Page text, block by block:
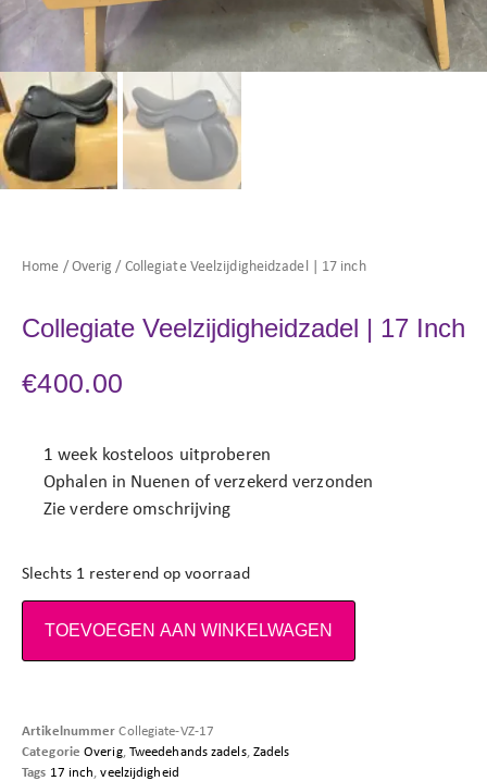
Home /Overig / Collegiate Veelzijdigheidzadel | 17 inch
Collegiate Veelzijdigheidzadel | 17 Inch
€400.00
1 week kosteloos uitproberen
Ophalen in Nuenen of verzekerd verzonden
Zie verdere omschrijving
Slechts 1 resterend op voorraad
TOEVOEGEN AAN WINKELWAGEN
ArtikelnummerCollegiate-VZ-17
Categorie Overig, Tweedehands zadels, Zadels
Tags 17 inch ,veelzijdigheid